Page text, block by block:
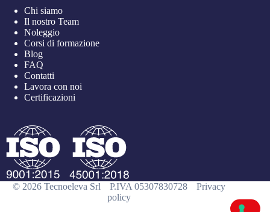
Chi siamo
Il nostro Team
Noleggio
Corsi di formazione
Blog
FAQ
Contatti
Lavora con noi
Certificazioni
© 2026 Tecnoeleva Srl P.IVA 05307830728
Privacy
policy